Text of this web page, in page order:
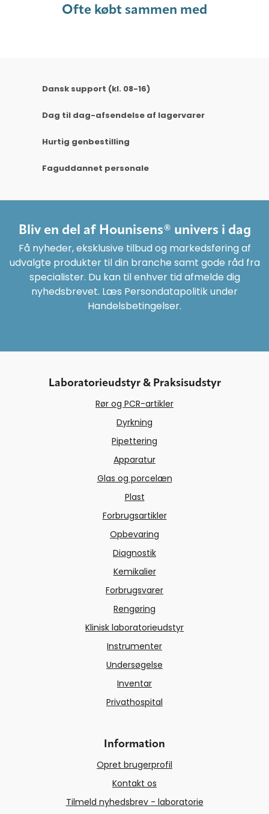
Ofte købt sammen med
Dansk support (kl. 08-16)
Dag til dag-afsendelse af lagervarer
Hurtig genbestilling
Faguddannet personale
Bliv en del af Hounisens® univers i dag
Få nyheder, eksklusive tilbud og markedsføring af
udvalgte produkter til din branche samt gode råd fra
specialister. Du kan til enhver tid afmelde dig
nyhedsbrevet. Læs Persondatapolitik under
Handelsbetingelser.
Laboratorieudstyr & Praksisudstyr
Rør og PCR-artikler
Dyrkning
Pipettering
Apparatur
Glas og porcelæn
Plast
Forbrugsartikler
Opbevaring
Diagnostik
Kemikalier
Forbrugsvarer
Rengøring
Klinisk laboratorieudstyr
Instrumenter
Undersøgelse
Inventar
Privathospital
Information
Opret brugerprofil
Kontakt os
Tilmeld nyhedsbrev - laboratorie